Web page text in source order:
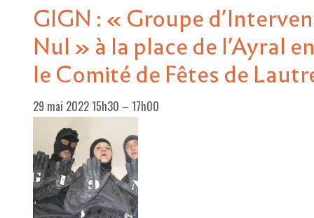
NOUS SOUTENIR
LE PROGRAMME
DÉTAIL DES ÉVÉNEMENTS
LA SAISON CULTURELLE
AMI·ES ARTISTES
LE PROJET DE TERRITOIRE
LE CAFÉ/RESTO
GIGN : « Groupe
Nul » à la place de l’Ayral
le Comité de Fêtes de
29 mai 2022 15h30 – 17h00